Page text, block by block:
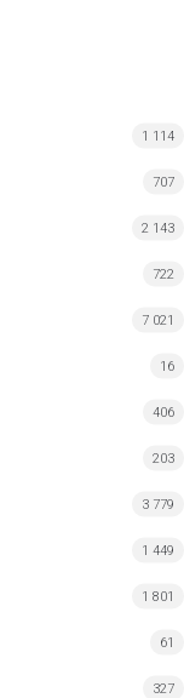
1 114
707
2 143
722
7 021
16
406
203
3 779
1 449
1 801
61
327